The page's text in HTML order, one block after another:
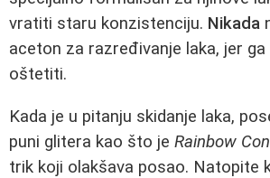
vratiti staru konzistenciju. Nikada
aceton za razređivanje laka, jer
oštetiti.
Kada je u pitanju skidanje laka,
puni glitera kao što je Rainbow
trik koji olakšava posao. Natopite